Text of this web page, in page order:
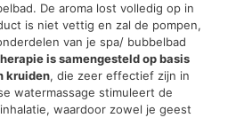
De aroma lost volledig op in
is niet vettig en zal de pompen,
van je spa/ bubbelbad
is samengesteld op basis
kruiden, die zeer effectief zijn in
watermassage stimuleert de
waardoor zowel je geest